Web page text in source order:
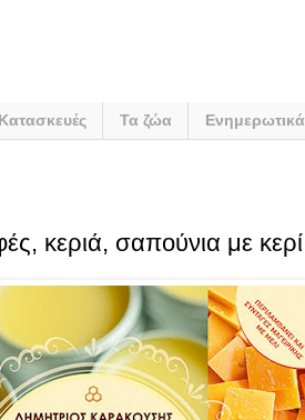
Κατασκευές Τα ζώα Ενημερωτικά
κεριά, σαπούνια με κερί